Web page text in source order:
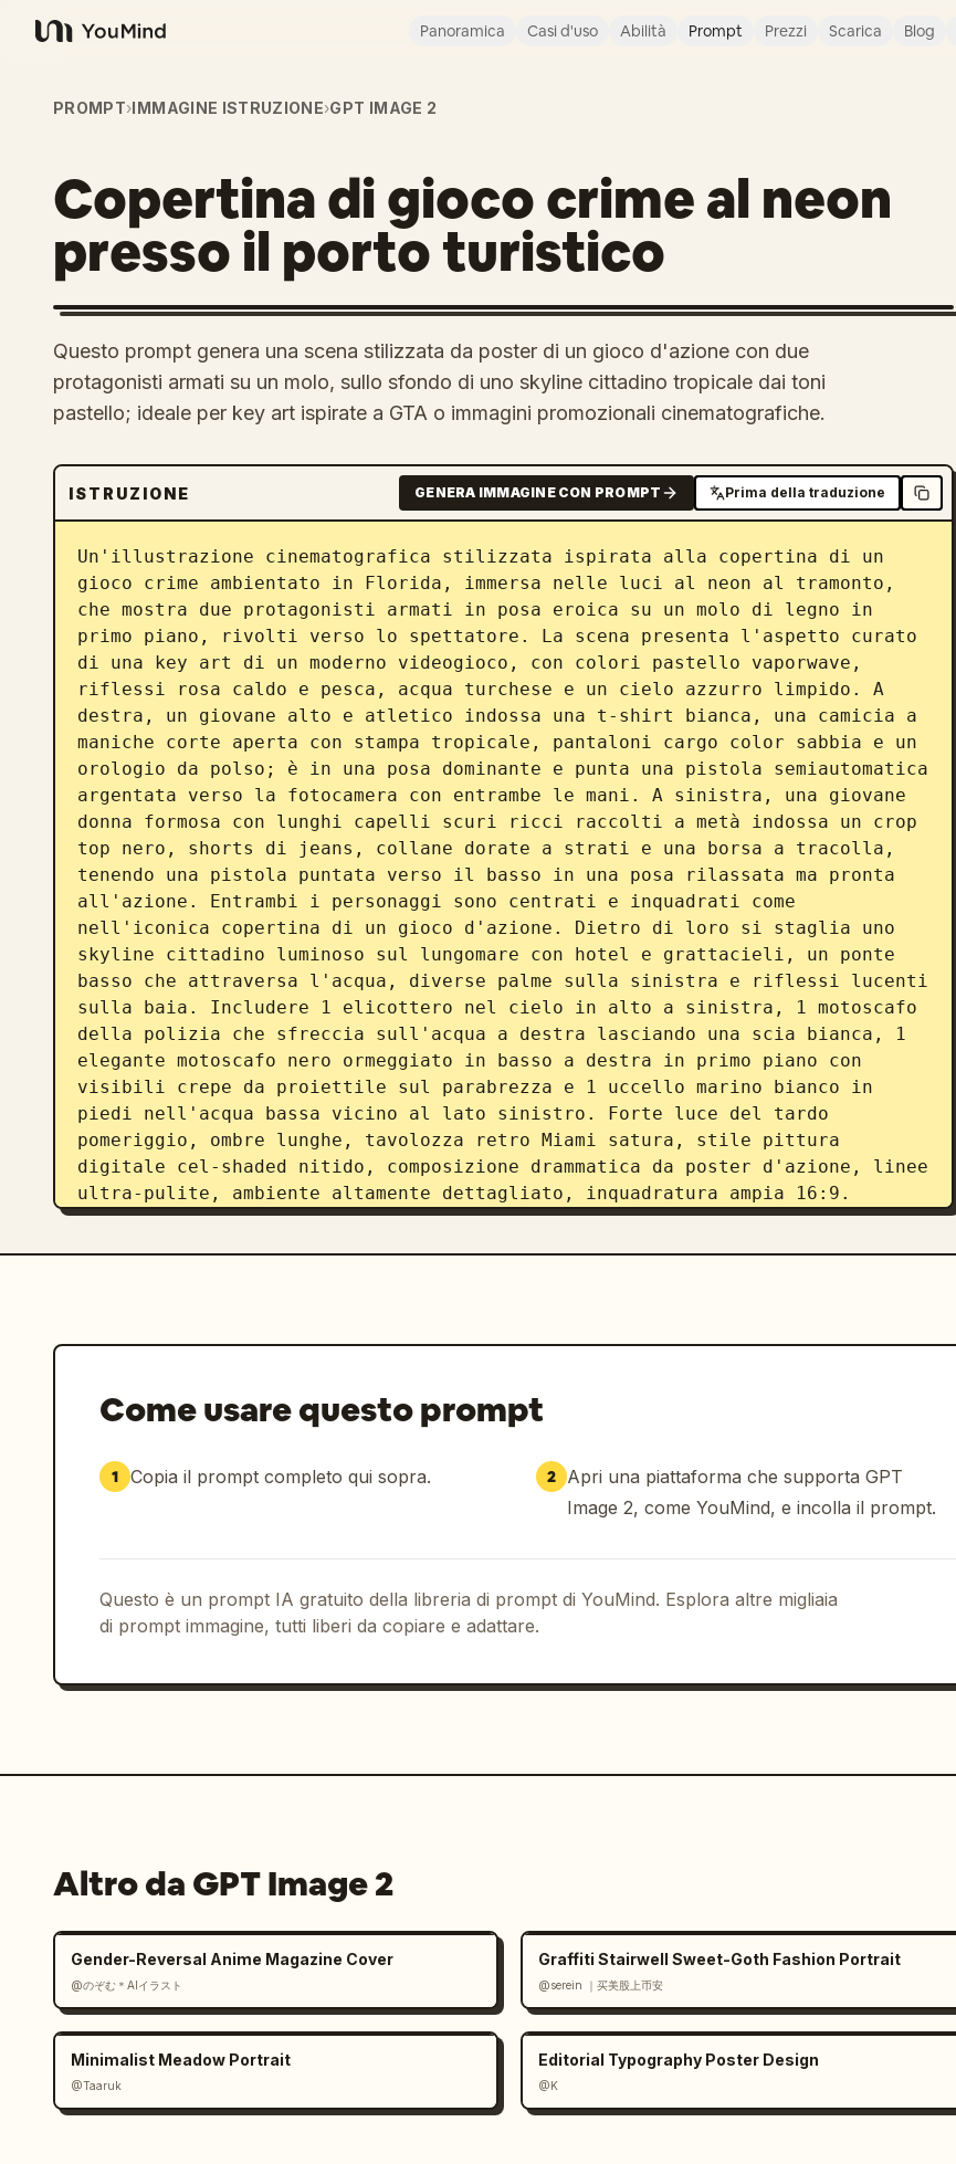
YouMind
Panoramica Casi d'uso Abilità Prompt Prezzi Scarica Blog
PROMPT›IMMAGINE ISTRUZIONE›GPT IMAGE 2
Copertina di gioco crime al neon
presso il porto turistico
Questo prompt genera una scena stilizzata da poster di un gioco d'azione con due
protagonisti armati su un molo, sullo sfondo di uno skyline cittadino tropicale dai toni
pastello; ideale per key art ispirate a GTA o immagini promozionali cinematografiche.
ISTRUZIONE GENERA IMMAGINE CON PROMPT Prima della traduzione
Un'illustrazione cinematografica stilizzata ispirata alla copertina di un
gioco crime ambientato in Florida, immersa nelle luci al neon al tramonto,
che mostra due protagonisti armati in posa eroica su un molo di legno in
primo piano, rivolti verso lo spettatore. La scena presenta l'aspetto curato
di una key art di un moderno videogioco, con colori pastello vaporwave,
riflessi rosa caldo e pesca, acqua turchese e un cielo azzurro limpido. A
destra, un giovane alto e atletico indossa una t-shirt bianca, una camicia a
maniche corte aperta con stampa tropicale, pantaloni cargo color sabbia e un
orologio da polso; è in una posa dominante e punta una pistola semiautomatica
argentata verso la fotocamera con entrambe le mani. A sinistra, una giovane
donna formosa con lunghi capelli scuri ricci raccolti a metà indossa un crop
top nero, shorts di jeans, collane dorate a strati e una borsa a tracolla,
tenendo una pistola puntata verso il basso in una posa rilassata ma pronta
all'azione. Entrambi i personaggi sono centrati e inquadrati come
nell'iconica copertina di un gioco d'azione. Dietro di loro si staglia uno
skyline cittadino luminoso sul lungomare con hotel e grattacieli, un ponte
basso che attraversa l'acqua, diverse palme sulla sinistra e riflessi lucenti
sulla baia. Includere 1 elicottero nel cielo in alto a sinistra, 1 motoscafo
della polizia che sfreccia sull'acqua a destra lasciando una scia bianca, 1
elegante motoscafo nero ormeggiato in basso a destra in primo piano con
visibili crepe da proiettile sul parabrezza e 1 uccello marino bianco in
piedi nell'acqua bassa vicino al lato sinistro. Forte luce del tardo
pomeriggio, ombre lunghe, tavolozza retro Miami satura, stile pittura
digitale cel-shaded nitido, composizione drammatica da poster d'azione, linee
ultra-pulite, ambiente altamente dettagliato, inquadratura ampia 16:9.
Come usare questo prompt
1 Copia il prompt completo qui sopra. 2 Apri una piattaforma che supporta GPT
Image 2, come YouMind, e incolla il prompt.
Questo è un prompt IA gratuito della libreria di prompt di YouMind. Esplora altre migliaia
di prompt immagine, tutti liberi da copiare e adattare.
Altro da GPT Image 2
Gender-Reversal Anime Magazine Cover
@のぞむ＊AIイラスト
Graffiti Stairwell Sweet-Goth Fashion Portrait
@serein ｜买美股上币安
Minimalist Meadow Portrait
@Taaruk
Editorial Typography Poster Design
@K